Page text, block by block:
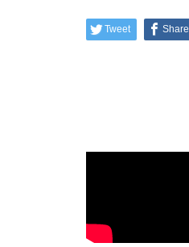
Tweet Share